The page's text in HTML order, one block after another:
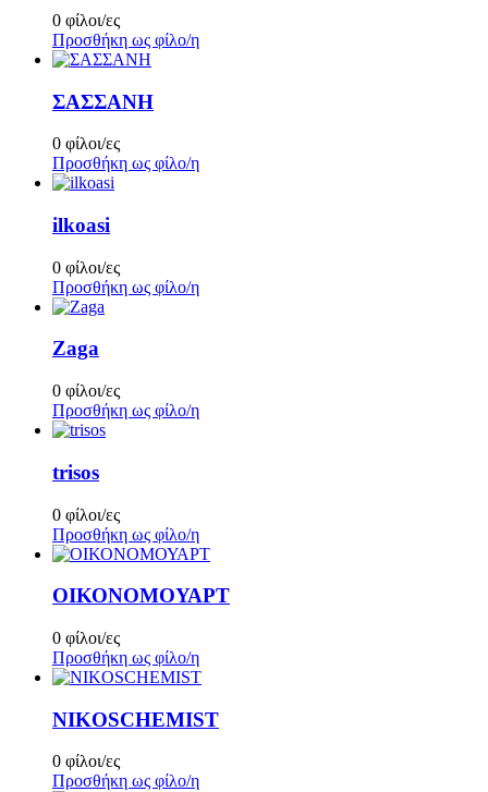
0 φίλοι/ες
Προσθήκη ως φίλο/η
ΣΑΣΣΑΝΗ
0 φίλοι/ες
Προσθήκη ως φίλο/η
ilkoasi
0 φίλοι/ες
Προσθήκη ως φίλο/η
Zaga
0 φίλοι/ες
Προσθήκη ως φίλο/η
trisos
0 φίλοι/ες
Προσθήκη ως φίλο/η
ΟΙΚΟΝΟΜΟΥΑΡΤ
0 φίλοι/ες
Προσθήκη ως φίλο/η
NIKOSCHEMIST
0 φίλοι/ες
Προσθήκη ως φίλο/η